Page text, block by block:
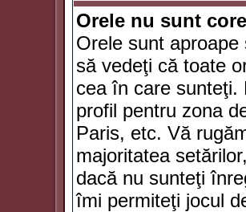
Orele nu sunt
Orele sunt
să vedeţi că toate
cea în care sunteţi.
profil pentru zona
Paris, etc. Vă
majoritatea
dacă nu sunteţi
îmi permiteţi jocul